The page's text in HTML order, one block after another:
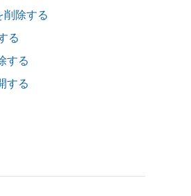
削除する
る
する
する